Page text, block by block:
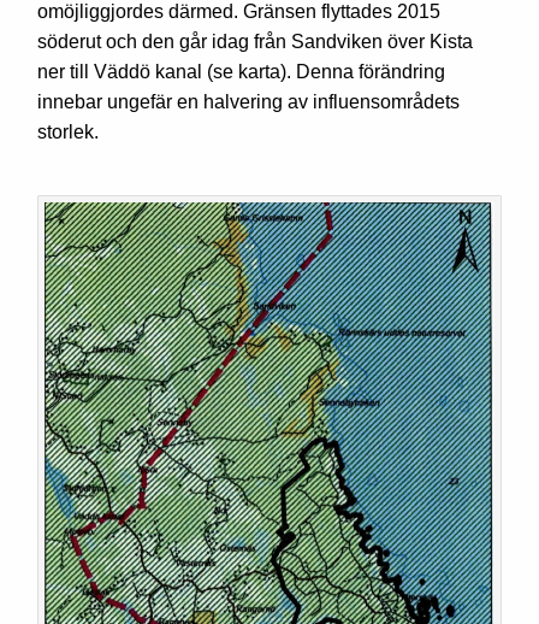
omöjliggjordes därmed. Gränsen flyttades 2015
söderut och den går idag från Sandviken över Kista
ner till Väddö kanal (se karta). Denna förändring
innebar ungefär en halvering av influensområdets
storlek.